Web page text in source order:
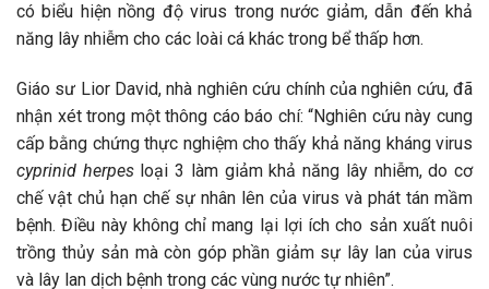
có biểu hiện nồng độ virus trong nước giảm, dẫn đến khả
năng lây nhiễm cho các loài cá khác trong bể thấp hơn.
Giáo sư Lior David, nhà nghiên cứu chính của nghiên cứu, đã
nhận xét trong một thông cáo báo chí: “Nghiên cứu này cung
cấp bằng chứng thực nghiệm cho thấy khả năng kháng virus
cyprinid herpesloại 3 làm giảm khả năng lây nhiễm, do cơ
chế vật chủ hạn chế sự nhân lên của virus và phát tán mầm
bệnh. Điều này không chỉ mang lại lợi ích cho sản xuất nuôi
trồng thủy sản mà còn góp phần giảm sự lây lan của virus
và lây lan dịch bệnh trong các vùng nước tự nhiên”.